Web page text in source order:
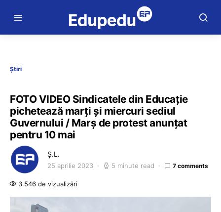
Știri
FOTO VIDEO Sindicatele din Educaţie
pichetează marţi și miercuri sediul
Guvernului / Marș de protest anunțat
pentru 10 mai
Ș.L.
25 aprilie 2023 5 minute read 7 comments
3.546 de vizualizări